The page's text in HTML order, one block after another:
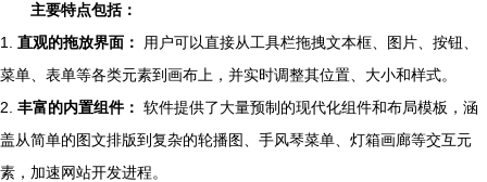
主要特点包括：
1. 直观的拖放界面：
用户可以直接从工具栏拖拽文本框、图片、按钮、
菜单、表单等各类元素到画布上，并实时调整其位置、大小和样式。
2. 丰富的内置组件： 软件提供了大量预制的现代化组件和布局模板，涵
盖从简单的图文排版到复杂的轮播图、手风琴菜单、灯箱画廊等交互元
素，加速网站开发进程。